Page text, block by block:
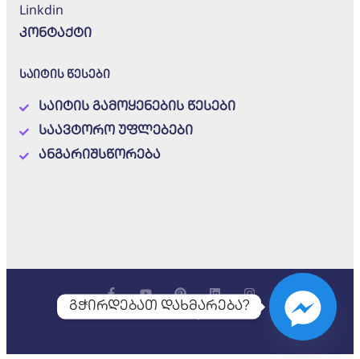
Linkdin
კონტაქტი
საიტის წესები
საიტის გამოყენების წესები
საავტორო უფლებები
ანგარიშსწორება
© Mediashop 2023
გჭირდებათ დახმარება?